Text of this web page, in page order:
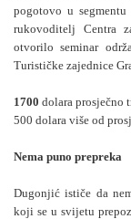
pogotovo u
rukovoditelj Centra
otvorilo seminar
Turističke zajednice
1700 dolara prosječno
500 dolara više od
Nema puno prepreka
Dugonjić ističe da
koji se u svijetu